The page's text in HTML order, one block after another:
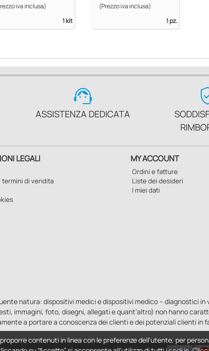
iva inclusa)
1 kit
(Prezzo iva inclusa)
1 pz.
support_agent
ASSISTENZA DEDICATA
LEGALI
termini di vendita
MY ACCOUNT
Ordini e fatture
Liste dei desideri
I miei dati
natura: dispositivi medici e dispositivi medico – diagnostici
immagini, foto, disegni, allegati e quant’altro) non hanno
a portare a conoscenza dei clienti e dei potenziali clienti in
contenuti in linea con le preferenze dell'utente, per